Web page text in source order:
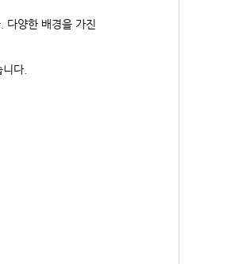
다양한 배경을 가진
다.